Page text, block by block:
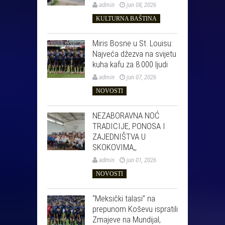
admin jun 08, 2026
KULTURNA BAŠTINA
Miris Bosne u St. Louisu:
Najveća džezva na svijetu
kuha kafu za 8.000 ljudi
admin jun 07, 2026
NOVOSTI
NEZABORAVNA NOĆ
TRADICIJE, PONOSA I
ZAJEDNIŠTVA U
SKOKOVIMA,,
admin jun 01, 2026
NOVOSTI
“Meksički talasi” na
prepunom Koševu ispratili
Zmajeve na Mundijal,